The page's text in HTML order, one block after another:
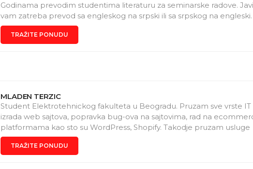
Godinama prevodim studentima literaturu za seminarske radove.
vam zatreba prevod sa engleskog na srpski ili sa srpskog na engleski.
TRAŽITE PONUDU
MLADEN TERZIC
Student Elektrotehnickog fakulteta u Beogradu. Pruzam sve vrste IT
izrada web sajtova, popravka bug-ova na sajtovima, rad na
platformama kao sto su WordPress, Shopify. Takodje pruzam usluge
servisiranja racunara, popravka elektricnih uredjaja, itd.
TRAŽITE PONUDU